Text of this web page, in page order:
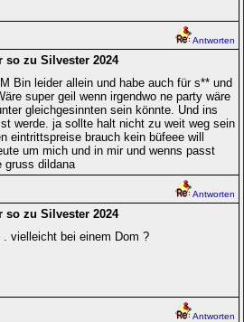
Antworten
so zu Silvester 2024
Bin leider allein und habe auch für s** und
super geil wenn irgendwo ne party wäre
gleichgesinnten sein könnte. Und ins
werde. ja sollte halt nicht zu weit weg sein
eintrittspreise brauch kein büfeee will
um mich und in mir und wenns passt
gruss dildana
Antworten
so zu Silvester 2024
. vielleicht bei einem Dom ?
Antworten